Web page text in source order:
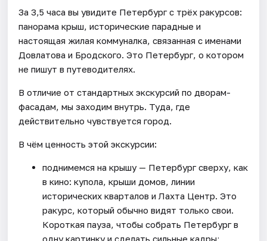
За 3,5 часа вы увидите Петербург с трёх ракурсов:
панорама крыш, исторические парадные и
настоящая жилая коммуналка, связанная с именами
Довлатова и Бродского. Это Петербург, о котором
не пишут в путеводителях.
В отличие от стандартных экскурсий по дворам-
фасадам, мы заходим внутрь. Туда, где
действительно чувствуется город.
В чём ценность этой экскурсии:
поднимемся на крышу — Петербург сверху, как
в кино: купола, крыши домов, линии
исторических кварталов и Лахта Центр. Это
ракурс, который обычно видят только свои.
Короткая пауза, чтобы собрать Петербург в
одну картинку и сделать сильные кадры;